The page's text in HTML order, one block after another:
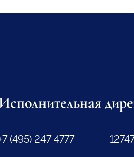
(495) 247 4777